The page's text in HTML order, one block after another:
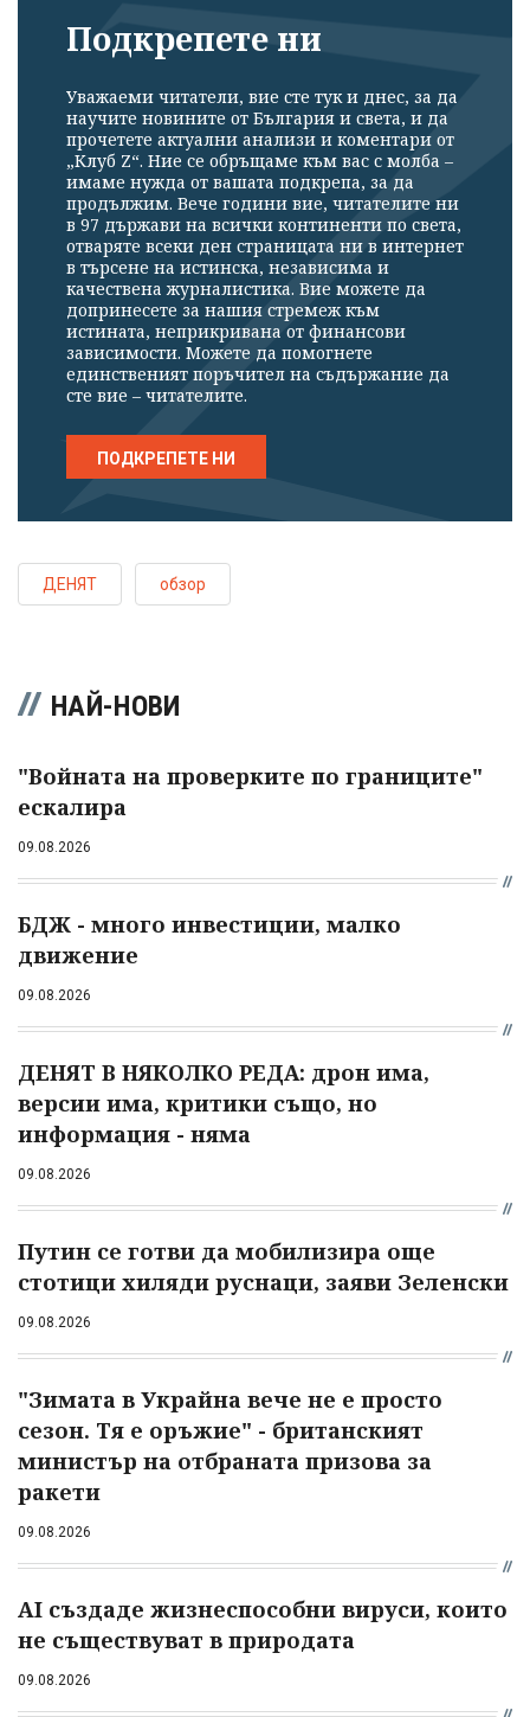
Подкрепете ни
Уважаеми читатели, вие сте тук и днес, за да
научите новините от България и света, и да
прочетете актуални анализи и коментари от
„Клуб Z“. Ние се обръщаме към вас с молба –
имаме нужда от вашата подкрепа, за да
продължим. Вече години вие, читателите ни
в 97 държави на всички континенти по света,
отваряте всеки ден страницата ни в интернет
в търсене на истинска, независима и
качествена журналистика. Вие можете да
допринесете за нашия стремеж към
истината, неприкривана от финансови
зависимости. Можете да помогнете
единственият поръчител на съдържание да
сте вие – читателите.
ПОДКРЕПЕТЕ НИ
ДЕНЯТ обзор
НАЙ-НОВИ
"Войната на проверките по границите"
ескалира
09.08.2026
БДЖ - много инвестиции, малко
движение
09.08.2026
ДЕНЯТ В НЯКОЛКО РЕДА: дрон има,
версии има, критики също, но
информация - няма
09.08.2026
Путин се готви да мобилизира още
стотици хиляди руснаци, заяви Зеленски
09.08.2026
"Зимата в Украйна вече не е просто
сезон. Тя е оръжие" - британският
министър на отбраната призова за
ракети
09.08.2026
AI създаде жизнеспособни вируси, които
не съществуват в природата
09.08.2026